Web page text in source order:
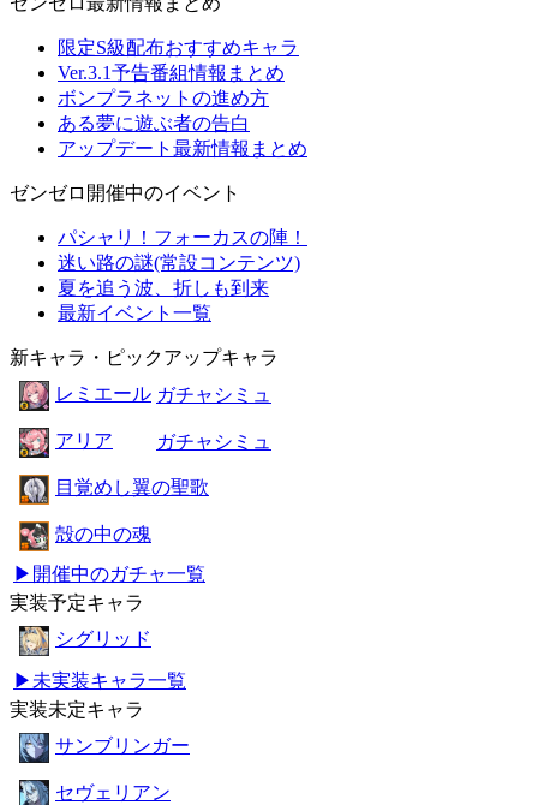
限定S級配布おすすめキャラ
Ver.3.1予告番組情報まとめ
ボンプラネットの進め方
ある夢に遊ぶ者の告白
アップデート最新情報まとめ
ゼンゼロ開催中のイベント
パシャリ！フォーカスの陣！
迷い路の謎(常設コンテンツ)
夏を追う波、折しも到来
最新イベント一覧
新キャラ・ピックアップキャラ
レミエール ガチャシミュ
アリア ガチャシミュ
目覚めし翼の聖歌
殻の中の魂
▶開催中のガチャ一覧
実装予定キャラ
シグリッド
▶未実装キャラ一覧
実装未定キャラ
サンブリンガー
セヴェリアン